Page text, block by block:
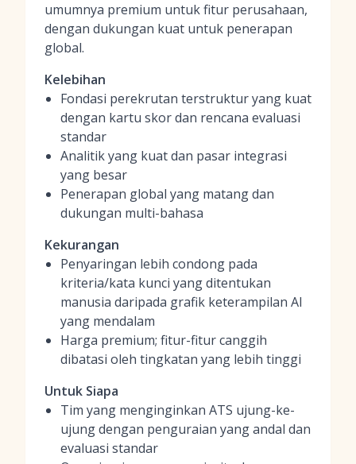
umumnya premium untuk fitur perusahaan,
dengan dukungan kuat untuk penerapan
global.
Kelebihan
Fondasi perekrutan terstruktur yang kuat
dengan kartu skor dan rencana evaluasi
standar
Analitik yang kuat dan pasar integrasi
yang besar
Penerapan global yang matang dan
dukungan multi-bahasa
Kekurangan
Penyaringan lebih condong pada
kriteria/kata kunci yang ditentukan
manusia daripada grafik keterampilan AI
yang mendalam
Harga premium; fitur-fitur canggih
dibatasi oleh tingkatan yang lebih tinggi
Untuk Siapa
Tim yang menginginkan ATS ujung-ke-
ujung dengan penguraian yang andal dan
evaluasi standar